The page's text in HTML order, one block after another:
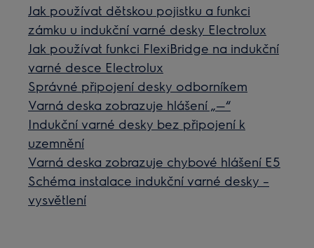
Jak používat dětskou pojistku a funkci
zámku u indukční varné desky Electrolux
Jak používat funkci FlexiBridge na indukční
varné desce Electrolux
Správné připojení desky odborníkem
Varná deska zobrazuje hlášení „—“
Indukční varné desky bez připojení k
uzemnění
Varná deska zobrazuje chybové hlášení E5
Schéma instalace indukční varné desky –
vysvětlení